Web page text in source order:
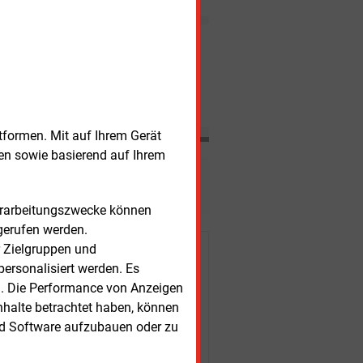
Mit auf Ihrem Gerät
sowie basierend auf Ihrem
können
werden.
und
werden. Es
Performance von Anzeigen
betrachtet haben, können
Software aufzubauen oder zu
Kunden